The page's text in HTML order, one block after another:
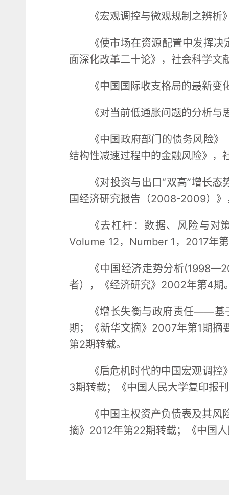
《宏观调控与微观规制之辨
《使市场在资源配置中发挥
面深化改革二十论》，社会科学文
《中国国际收支格局的最新
《对当前低通胀问题的分析
《中国政府部门的债务风险
结构性减速过程中的金融风险》，
《对投资与出口“双高”增长
国经济研究报告（2008-2009）
《去杠杆：数据、风险与
Volume 12，Number 1，2017年
《中国经济走势分析
者），《经济研究》2002年第4期
《增长失衡与政府责任——基
期；《新华文摘》2007年第1期摘
第2期转载。
《后危机时代的中国宏观调
3期转载；《中国人民大学复印报
《中国主权资产负债表及其
摘》2012年第22期转载；《中国